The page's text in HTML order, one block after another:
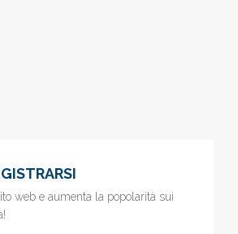
web e aumenta la popolarità sui